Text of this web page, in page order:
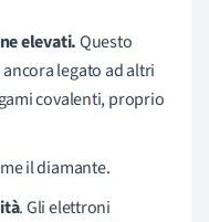
elevati.Questo
legato ad altri
covalenti, proprio
il diamante.
. Gli elettroni